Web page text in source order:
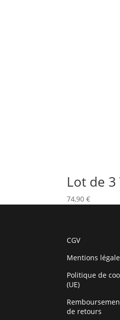
Lot de
74,90€
CGV
Mentions
Politique de
(UE)
de retours